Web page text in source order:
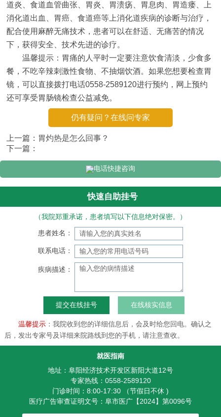
道炎、食道血管曲张、胃炎、胃溃疡、胃息肉、胃造瘘、上
消化道出血、胃癌、食道癌等上消化道疾病的诊断与治疗，
配合使用麻醉无痛技术，患者可以在舒适、无痛苦的情况
下，获得安全、技术先进的诊疗。
温馨提示：胃痛的人平时一定要注意饮食清淡，少食多
餐，不吃辛辣刺激性食物、不抽烟饮酒。如果您想要检查胃
镜，可以直接拨打电话0558-2589120进行预约，网上预约
还可享受胃肠镜检查公益减免。
仍有疑问？在线问专家
上一篇： 胃灼热是怎么回事？
下一篇：
电话快捷咨询
快速自助挂号
（我院郑重承诺，患者填写以下信息绝对保密。）
患者姓名：
联系电话：
疾病描述：
在线核实信息
温馨提示：我院收到您的详细信息后，会及时给您回电。确认之
后，发出专家号及详细来院路线到您的手机，请注意查收。
就医指南
地址：阜阳经济技术开发区新阳大道12号
专家热线：0558-2589120
门诊时间：8:00-17:30 （节假日不休 )
医疗广告审查证明文号：阜市医广【2024】第0096号